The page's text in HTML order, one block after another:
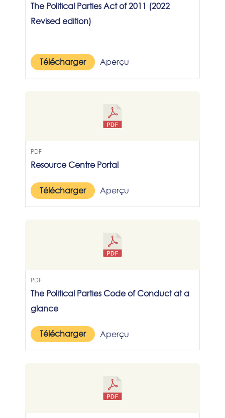
The Political Parties Act of 2011 (2022
Revised edition)
Télécharger Aperçu
PDF
Resource Centre Portal
Télécharger Aperçu
PDF
The Political Parties Code of Conduct at a
glance
Télécharger Aperçu